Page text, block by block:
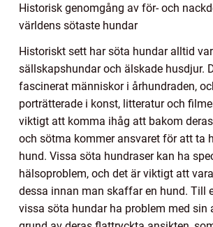
Historisk genomgång av för- och
världens sötaste hundar
Historiskt sett har söta hundar alltid
sällskapshundar och älskade husdjur.
fascinerat människor i århundraden,
porträtterade i konst, litteratur och
viktigt att komma ihåg att bakom
och sötma kommer ansvaret för att ta
hund. Vissa söta hundraser kan ha
hälsoproblem, och det är viktigt att
dessa innan man skaffar en hund. Till
vissa söta hundar ha problem med sin